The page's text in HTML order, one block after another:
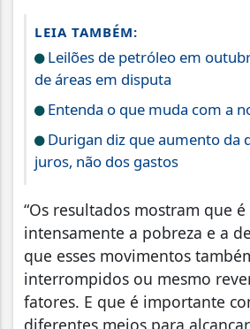
LEIA TAMBÉM:
Leilões de petróleo em
de áreas em disputa
Entenda o que muda com a
Durigan diz que aumento da
juros, não dos gastos
“Os resultados mostram que
intensamente a pobreza e a
que esses movimentos
interrompidos ou mesmo
fatores. E que é importante
diferentes meios para